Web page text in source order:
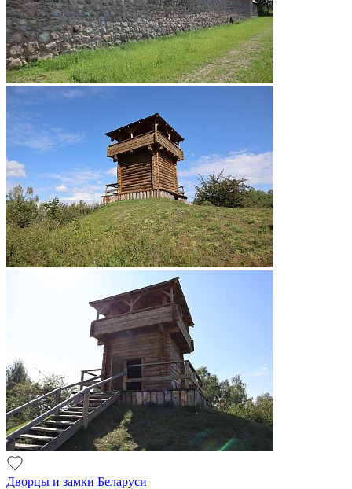
Дворцы и замки Беларуси